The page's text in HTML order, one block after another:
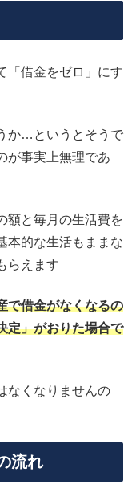
「借金をゼロ」にす
か…というとそうで
が事実上無理であ
額と毎月の生活費を
本的な生活もままな
らえます
で借金がなくなるの
定」がおりた場合で
なくなりませんの
流れ